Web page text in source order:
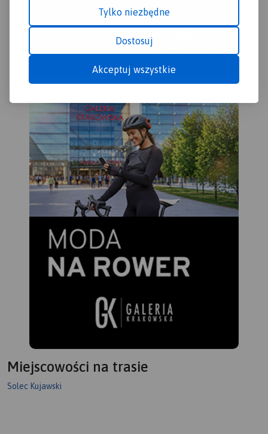
Tylko niezbędne
Dostosuj
Akceptuj wszystkie
Miejscowości na trasie
Solec Kujawski